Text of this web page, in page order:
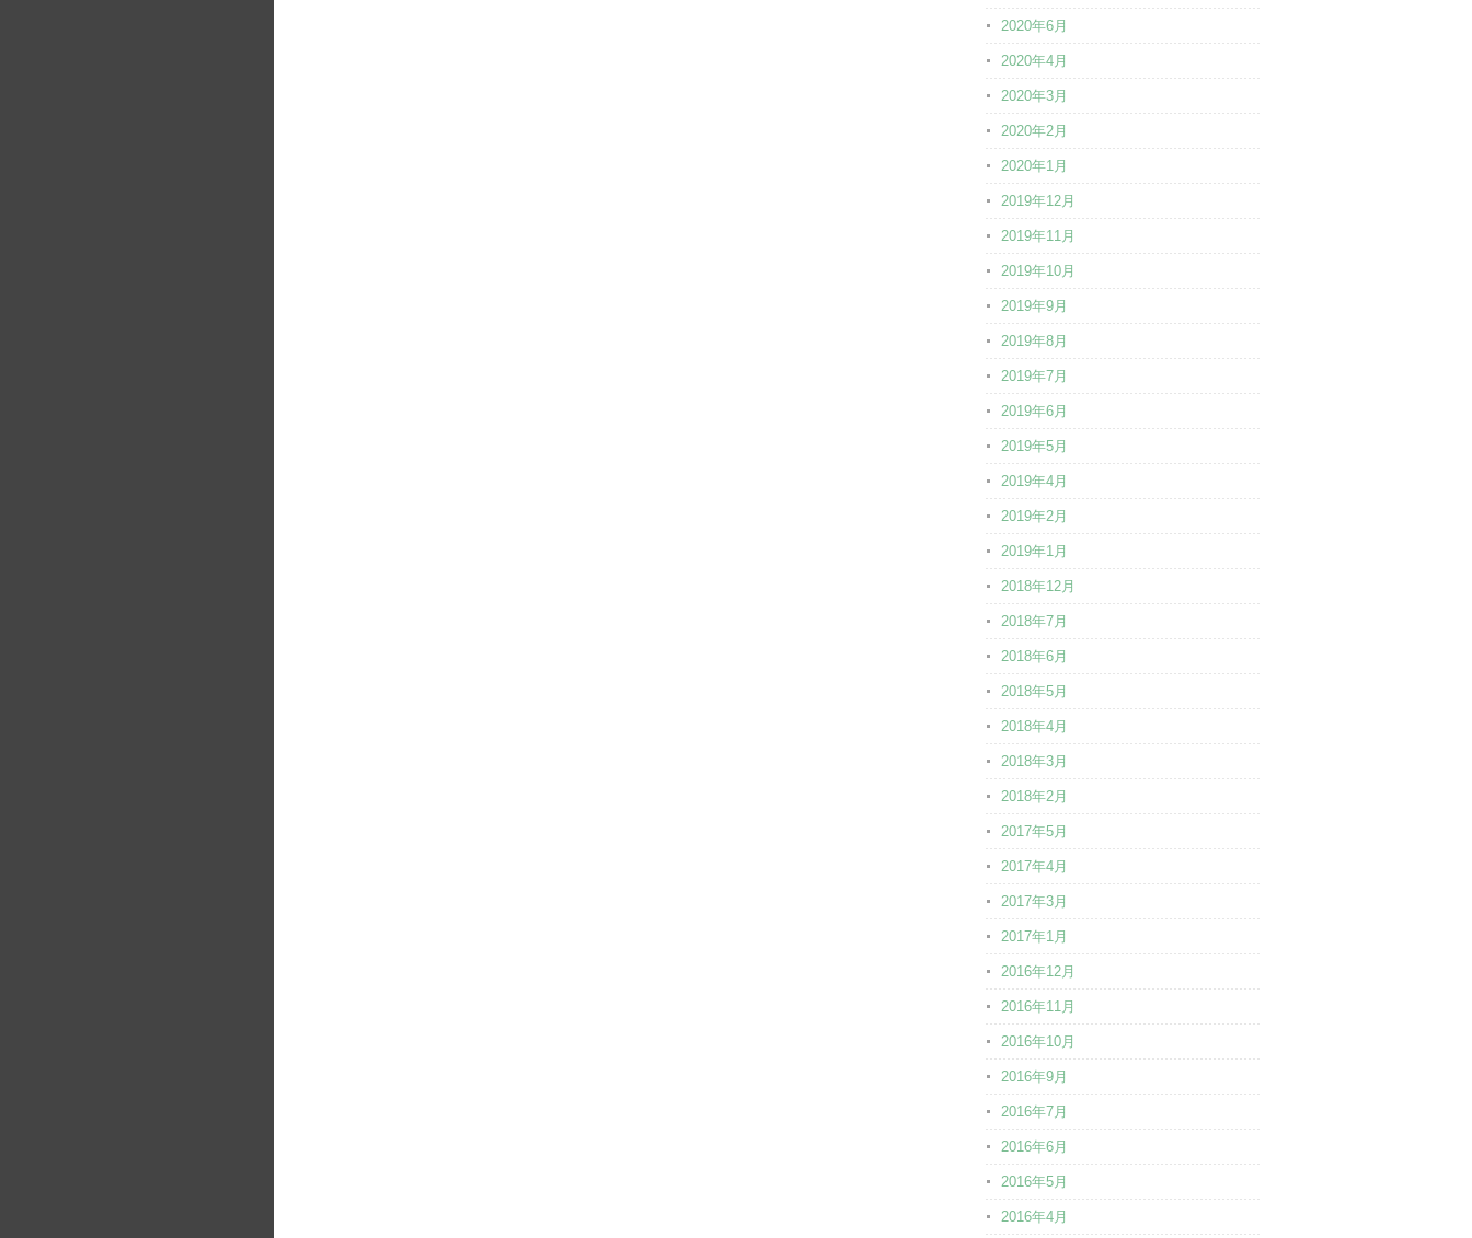
2020年6月
2020年4月
2020年3月
2020年2月
2020年1月
2019年12月
2019年11月
2019年10月
2019年9月
2019年8月
2019年7月
2019年6月
2019年5月
2019年4月
2019年2月
2019年1月
2018年12月
2018年7月
2018年6月
2018年5月
2018年4月
2018年3月
2018年2月
2017年5月
2017年4月
2017年3月
2017年1月
2016年12月
2016年11月
2016年10月
2016年9月
2016年7月
2016年6月
2016年5月
2016年4月